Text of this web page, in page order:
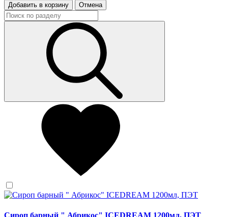
Добавить в корзину Отмена
Сироп барный " Абрикос" ICEDREAM 1200мл, ПЭТ